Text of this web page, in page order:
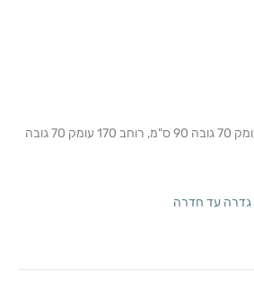
רוחב 120 עומק 70 גובה 90 ס"מ, רוחב 170 עומק 70 גובה
גדרה עד חדרה